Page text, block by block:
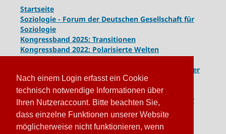
Nach einem Login erfasst ein Cookie
technisch notwendige Informationen über
Ihren Nutzeraccount. Bitte beachten Sie,
dass einzelne Funktionen unserer Website
möglicherweise nicht funktionieren, wenn
Startseite
Soziologie - Forum der Deutschen Gesellschaft für
Soziologie
Kongressband 2025: Transitionen
Kongressband 2022: Polarisierte Welten
Komplexe Dynamiken globaler
und lokaler Entwicklungen
Kongressband 2016: Geschlossene Gesellschaften
Kongressband 2014: Routinen der Krise - Krise der
Routinen